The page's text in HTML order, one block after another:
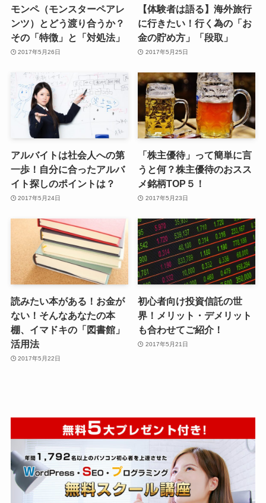
モンペ（モンスターペアレ
ンツ）とどう渡り合うか？
その「特徴」と「対処法」
2017年5月26日
【体験者は語る】海外旅行
に行きたい！行く為の「お
金の貯め方」「段取」
2017年5月25日
アルバイトは社会人への第
一歩！自分に合ったアルバ
イト探しのポイントは？
2017年5月24日
「株主優待」って簡単に言
うと何？株主優待のおスス
メ銘柄TOP５！
2017年5月23日
読みたい本がある！お金が
ない！そんなあなたの本
棚、イマドキの「図書館」
活用法
2017年5月22日
初心者向け投資信託の世
界！メリット・デメリット
も合わせてご紹介！
2017年5月21日